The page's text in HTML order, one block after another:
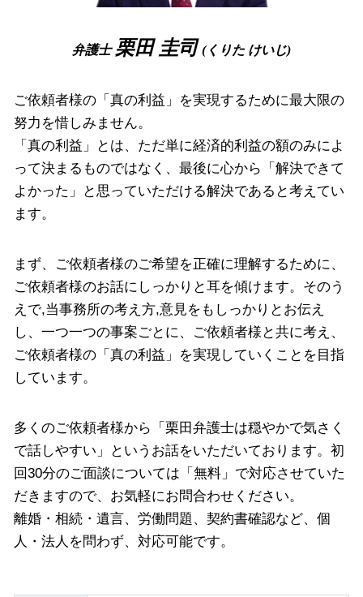
債権回収 大阪府 弁護士
債権回収 高槻市 相談
弁護士 栗田 圭司 (くりた けいじ)
ご依頼者様の「真の利益」を実現するために最大限の
努力を惜しみません。
「真の利益」とは、ただ単に経済的利益の額のみによ
って決まるものではなく、最後に心から「解決できて
よかった」と思っていただける解決であると考えてい
ます。
まず、ご依頼者様のご希望を正確に理解するために、
ご依頼者様のお話にしっかりと耳を傾けます。そのう
えで,当事務所の考え方,意見をもしっかりとお伝え
し、一つ一つの事案ごとに、ご依頼者様と共に考え、
ご依頼者様の「真の利益」を実現していくことを目指
しています。
多くのご依頼者様から「栗田弁護士は穏やかで気さく
で話しやすい」というお話をいただいております。初
回30分のご面談については「無料」で対応させていた
だきますので、お気軽にお問合わせください。
離婚・相続・遺言、労働問題、契約書確認など、個
人・法人を問わず、対応可能です。